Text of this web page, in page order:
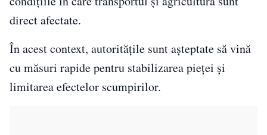
direct afectate.
În acest context, autoritățile sunt așteptate să vină
cu măsuri rapide pentru stabilizarea pieței și
limitarea efectelor scumpirilor.